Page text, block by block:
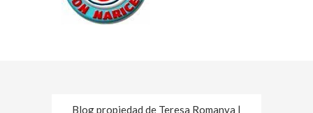
Blog propiedad de Teresa Romanya |